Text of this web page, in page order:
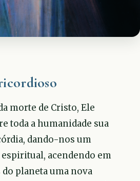
morte de Cristo, Ele
toda a humanidade sua
dando-nos um
acendendo em
do planeta uma nova